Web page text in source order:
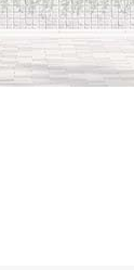
家族でじっくり確